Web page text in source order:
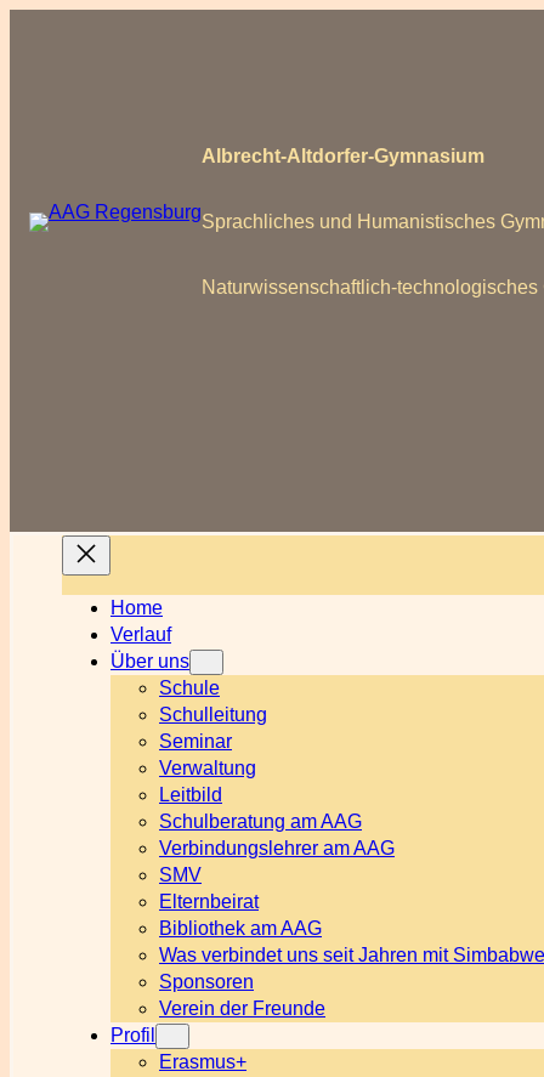
Albrecht-Altdorfer-Gymnasium
Sprachliches und Humanistisches
Naturwissenschaftlich-technologisches
Home
Verlauf
Über uns
Schule
Schulleitung
Seminar
Verwaltung
Leitbild
Schulberatung am AAG
Verbindungslehrer am AAG
SMV
Elternbeirat
Bibliothek am AAG
Was verbindet uns seit Jahren mit
Sponsoren
Verein der Freunde
Profil
Erasmus+